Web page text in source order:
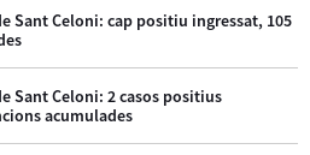
Sant Celoni: cap positiu ingressat, 105
Sant Celoni: 2 casos positius
acumulades